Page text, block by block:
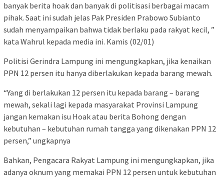
banyak berita hoak dan banyak di politisasi berbagai macam
pihak. Saat ini sudah jelas Pak Presiden Prabowo Subianto
sudah menyampaikan bahwa tidak berlaku pada rakyat kecil, ”
kata Wahrul kepada media ini. Kamis (02/01)
Politisi Gerindra Lampung ini mengungkapkan, jika kenaikan
PPN 12 persen itu hanya diberlakukan kepada barang mewah.
“Yang di berlakukan 12 persen itu kepada barang – barang
mewah, sekali lagi kepada masyarakat Provinsi Lampung
jangan kemakan isu Hoak atau berita Bohong dengan
kebutuhan – kebutuhan rumah tangga yang dikenakan PPN 12
persen,” ungkapnya
Bahkan, Pengacara Rakyat Lampung ini mengungkapkan, jika
adanya oknum yang memakai PPN 12 persen untuk kebutuhan